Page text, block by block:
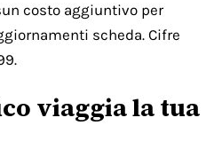
costo aggiuntivo per
scheda. Cifre
viaggia la tua